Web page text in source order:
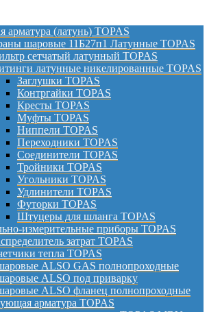
арматура (латунь) TOPAS
шаровые 11Б27п1 Латунные TOPAS
сетчатый латунный TOPAS
латунные никелированные TOPAS
Заглушки TOPAS
Контргайки TOPAS
Кресты TOPAS
Муфты TOPAS
Ниппели TOPAS
Переходники TOPAS
Соединители TOPAS
Тройники TOPAS
Угольники TOPAS
Удлинители TOPAS
Футорки TOPAS
Штуцеры для шланга TOPAS
измерительные приборы TOPAS
затрат TOPAS
тепла TOPAS
ALSO GAS полнопроходные
ALSO под приварку
ALSO фланец полнопроходные
арматура TOPAS